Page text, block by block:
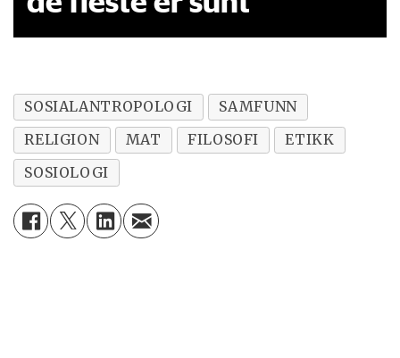
SOSIALANTROPOLOGI
SAMFUNN
RELIGION
MAT FILOSOFI
ETIKK
SOSIOLOGI